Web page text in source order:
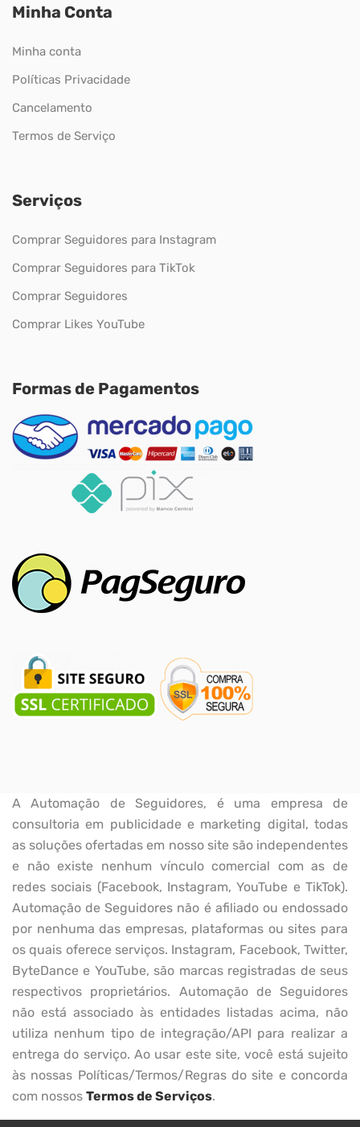
Minha Conta
Minha conta
Políticas Privacidade
Cancelamento
Termos de Serviço
Serviços
Comprar Seguidores para Instagram
Comprar Seguidores para TikTok
Comprar Seguidores
Comprar Likes YouTube
Formas de Pagamentos
A Automação de Seguidores, é uma empresa de
consultoria em publicidade e marketing digital, todas
as soluções ofertadas em nosso site são independentes
e não existe nenhum vínculo comercial com as de
redes sociais (Facebook, Instagram, YouTube e TikTok).
Automação de Seguidores não é afiliado ou endossado
por nenhuma das empresas, plataformas ou sites para
os quais oferece serviços. Instagram, Facebook, Twitter,
ByteDance e YouTube, são marcas registradas de seus
respectivos proprietários. Automação de Seguidores
não está associado às entidades listadas acima, não
utiliza nenhum tipo de integração/API para realizar a
entrega do serviço. Ao usar este site, você está sujeito
às nossas Políticas/Termos/Regras do site e concorda
com nossos Termos de Serviços.